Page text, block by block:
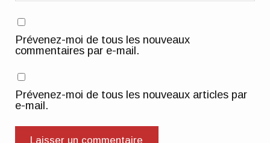
Prévenez-moi de tous les nouveaux
commentaires par e-mail.
Prévenez-moi de tous les nouveaux articles par
e-mail.